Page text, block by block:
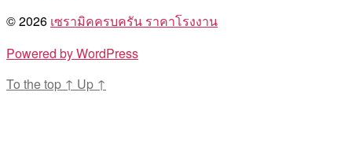
© 2026 เซรามิคครบครัน ราคาโรงงาน
Powered by WordPress
To the top ↑ Up ↑